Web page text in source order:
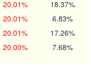
20.01% 18.37%
20.01% 6.83%
20.01% 17.26%
20.00% 7.68%